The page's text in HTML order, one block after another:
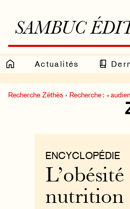
SAMBUC
Actualités
Recherche Zéthès › Recherche : «
ENCYCLOPÉDIE
L’obésité
nutrition